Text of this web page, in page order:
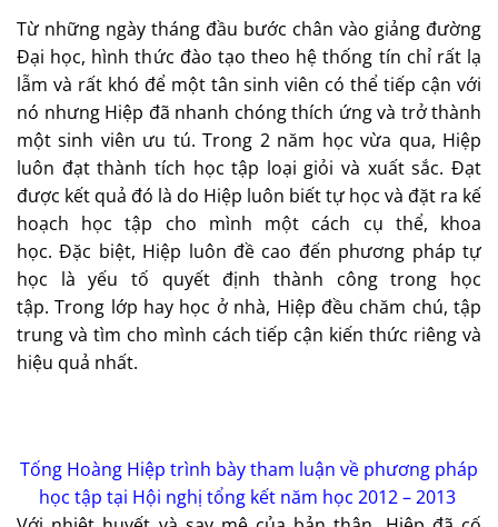
Từ những ngày tháng đầu bước chân vào giảng đường
Đại học, hình thức đào tạo theo hệ thống tín chỉ rất lạ
lẫm và rất khó để một tân sinh viên có thể tiếp cận với
nó nhưng Hiệp đã nhanh chóng thích ứng và trở thành
một sinh viên ưu tú. Trong 2 năm học vừa qua, Hiệp
luôn đạt thành tích học tập loại giỏi và xuất sắc. Đạt
được kết quả đó là do Hiệp luôn biết tự học và đặt ra kế
hoạch học tập cho mình một cách cụ thể, khoa
học. Đặc biệt, Hiệp luôn đề cao đến phương pháp tự
học là yếu tố quyết định thành công trong học
tập. Trong lớp hay học ở nhà, Hiệp đều chăm chú, tập
trung và tìm cho mình cách tiếp cận kiến thức riêng và
hiệu quả nhất.
Tống Hoàng Hiệp trình bày tham luận về phương pháp
học tập tại Hội nghị tổng kết năm học 2012 – 2013